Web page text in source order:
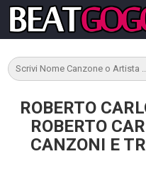
ROBERTO
ROBERTO
CANZONI E